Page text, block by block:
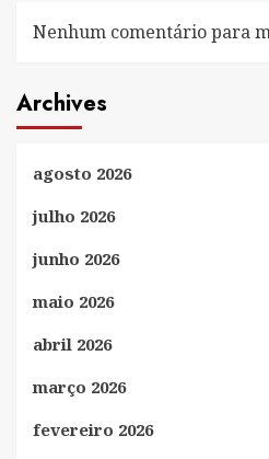
Nenhum comentário para
Archives
agosto 2026
julho 2026
junho 2026
maio 2026
abril 2026
março 2026
fevereiro 2026